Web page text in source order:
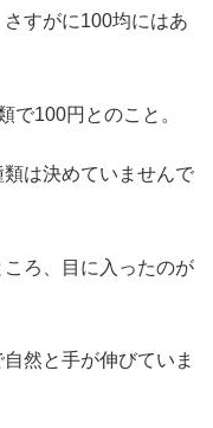
すがに100均にはあ
で100円とのこと。
は決めていませんで
ころ、目に入ったのが
然と手が伸びていま